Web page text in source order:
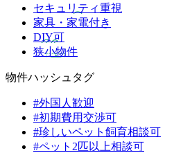
セキュリティ重視
家具・家電付き
DIY可
狭小物件
物件ハッシュタグ
#外国人歓迎
#初期費用交渉可
#珍しいペット飼育相談可
#ペット2匹以上相談可